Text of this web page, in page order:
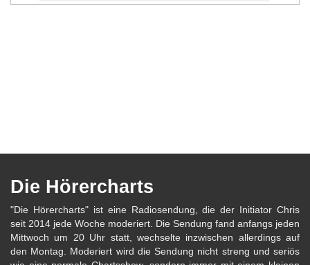
Die Hörercharts
"Die Hörercharts" ist eine Radiosendung, die der Initiator Chris
seit 2014 jede Woche moderiert. Die Sendung fand anfangs jeden
Mittwoch um 20 Uhr statt, wechselte inzwischen allerdings auf
den Montag. Moderiert wird die Sendung nicht streng und seriös